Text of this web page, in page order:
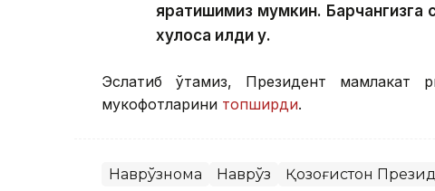
яратишимиз мумкин. Барчангизга
хулоса қилди у.
Эслатиб ўтамиз, Президент мамлакат
мукофотларини топширди.
Наврўзнома Наврўз Қозоғистон